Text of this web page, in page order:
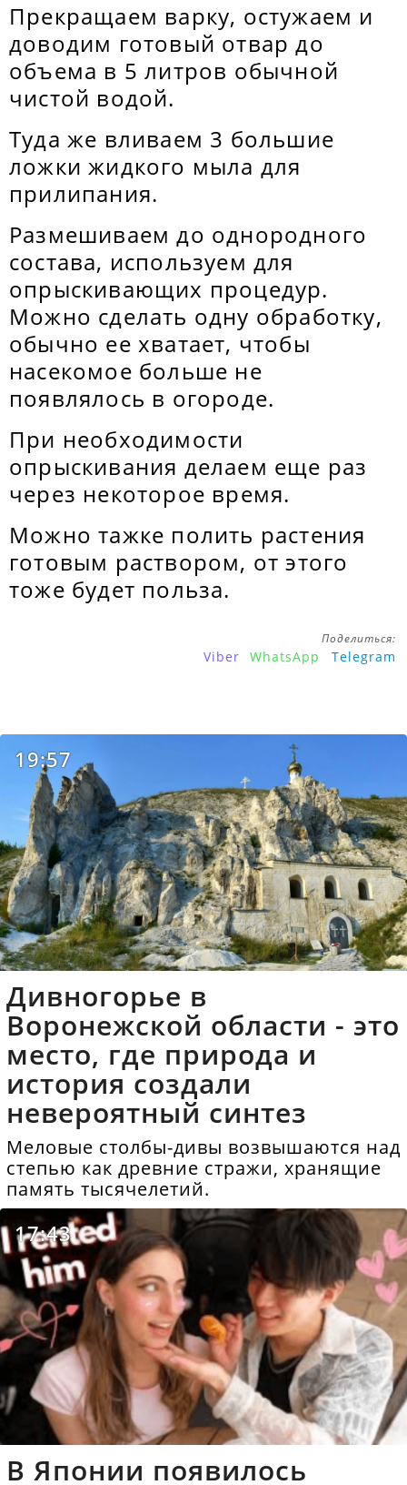
Прекращаем варку, остужаем и
доводим готовый отвар до
объема в 5 литров обычной
чистой водой.
Туда же вливаем 3 большие
ложки жидкого мыла для
прилипания.
Размешиваем до однородного
состава, используем для
опрыскивающих процедур.
Можно сделать одну обработку,
обычно ее хватает, чтобы
насекомое больше не
появлялось в огороде.
При необходимости
опрыскивания делаем еще раз
через некоторое время.
Можно тажке полить растения
готовым раствором, от этого
тоже будет польза.
Поделиться:
Viber WhatsApp Telegram
19:57
Дивногорье в
Воронежской области - это
место, где природа и
история создали
невероятный синтез
Меловые столбы-дивы возвышаются над
степью как древние стражи, хранящие
память тысячелетий.
17:43
В Японии появилось